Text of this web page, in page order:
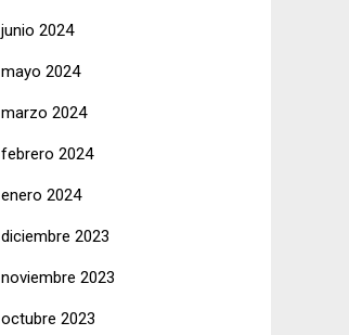
junio 2024
mayo 2024
marzo 2024
febrero 2024
enero 2024
diciembre 2023
noviembre 2023
octubre 2023